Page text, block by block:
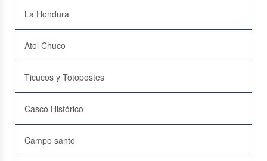
La Hondura
Atol Chuco
Ticucos y Totopostes
Casco Histórico
Campo santo